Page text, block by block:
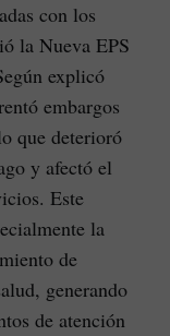
con los
la Nueva EPS
explicó
embargos
que deterioró
y afectó el
Este
la
de
generando
de atención